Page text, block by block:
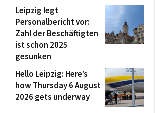
Leipzig legt
Personalbericht vor:
Zahl der Beschäftigten
ist schon 2025
gesunken
Hello Leipzig: Here’s
how Thursday 6 August
2026 gets underway